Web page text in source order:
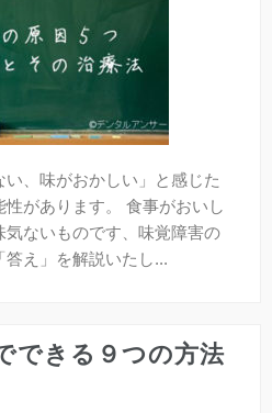
い、味がおかしい」と感じた
があります。 食事がおいし
気ないものです、味覚障害の
答え」を解説いたし...
できる９つの方法